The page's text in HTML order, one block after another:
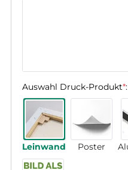
Auswahl Druck-Produkt*:
Leinwand Poster